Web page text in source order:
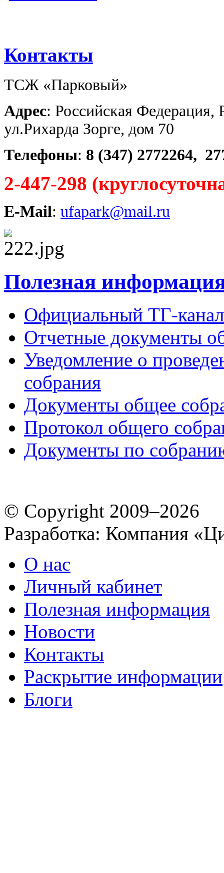
Контакты
ТСЖ «Парковый»
Адрес: Российская Федерация,
ул.Рихарда Зорге, дом 70
Телефоны: 8 (347) 2772264,
2-447-298
E-Mail: ufapark@mail.ru
Полезная
Официальный ТГ-
Отчетные документы
Уведомление о
собрания
Документы общее
Протокол общего
Документы по
© Copyright 2009–2026
Разработка: Компания
О нас
Личный кабинет
Полезная информация
Новости
Контакты
Раскрытие информации
Блоги